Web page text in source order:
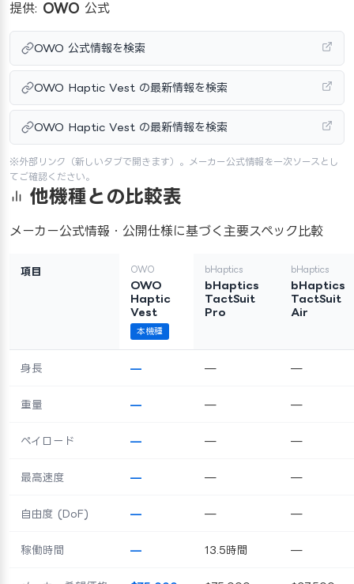
提供: OWO 公式
OWO 公式情報を検索
OWO Haptic Vest の最新情報を検索
OWO Haptic Vest の最新情報を検索
※外部リンク（新しいタブで開きます）。メーカー公式情報を一次ソースとし
てご確認ください。
他機種との比較表
メーカー公式情報・公開仕様に基づく主要スペック比較
項目 OWO
OWO
Haptic
Vest
本機種
bHaptics
bHaptics
TactSuit
Pro
bHaptics
bHaptics
TactSuit
Air
身長 — — —
重量 — — —
ペイロード — — —
最高速度 — — —
自由度 (DoF) — — —
稼働時間 — 13.5時間 —